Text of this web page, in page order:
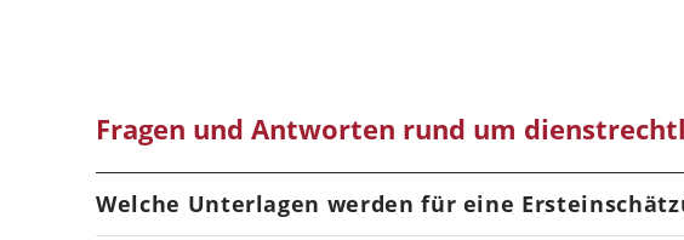
Fragen und Antworten rund um
Welche Unterlagen werden für eine